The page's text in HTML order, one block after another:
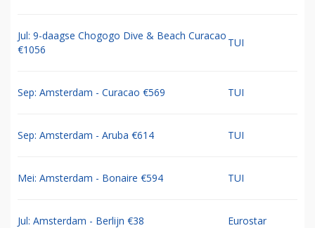
Jul: 9-daagse Chogogo Dive & Beach Curacao
€1056
TUI
Sep: Amsterdam - Curacao €569 TUI
Sep: Amsterdam - Aruba €614 TUI
Mei: Amsterdam - Bonaire €594 TUI
Jul: Amsterdam - Berlijn €38 Eurostar